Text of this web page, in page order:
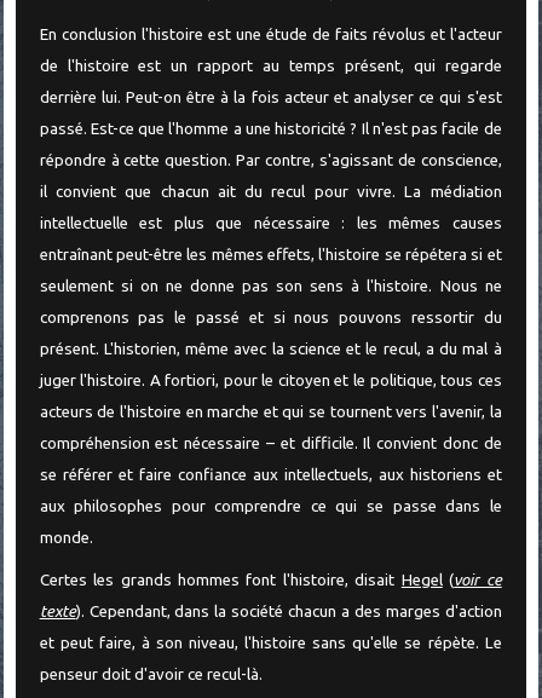
En conclusion l'histoire est une étude de faits révolus et l'acteur
de l'histoire est un rapport au temps présent, qui regarde
derrière lui. Peut-on être à la fois acteur et analyser ce qui s'est
passé. Est-ce que l'homme a une historicité ? Il n'est pas facile de
répondre à cette question. Par contre, s'agissant de conscience,
il convient que chacun ait du recul pour vivre. La médiation
intellectuelle est plus que nécessaire : les mêmes causes
entraînant peut-être les mêmes effets, l'histoire se répétera si et
seulement si on ne donne pas son sens à l'histoire. Nous ne
comprenons pas le passé et si nous pouvons ressortir du
présent. L'historien, même avec la science et le recul, a du mal à
juger l'histoire. A fortiori, pour le citoyen et le politique, tous ces
acteurs de l'histoire en marche et qui se tournent vers l'avenir, la
compréhension est nécessaire – et difficile. Il convient donc de
se référer et faire confiance aux intellectuels, aux historiens et
aux philosophes pour comprendre ce qui se passe dans le
monde.
Certes les grands hommes font l'histoire, disait Hegel(voir ce
texte). Cependant, dans la société chacun a des marges d'action
et peut faire, à son niveau, l'histoire sans qu'elle se répète. Le
penseur doit d'avoir ce recul-là.